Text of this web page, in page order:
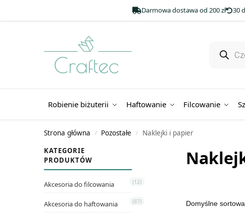
Darmowa dostawa od 200 zł 30
Robienie biżuterii Haftowanie Filcowanie
Strona główna / Pozostałe / Naklejki i papier
KATEGORIE
PRODUKTÓW
Akcesoria do filcowania (12)
Akcesoria do haftowania (87)